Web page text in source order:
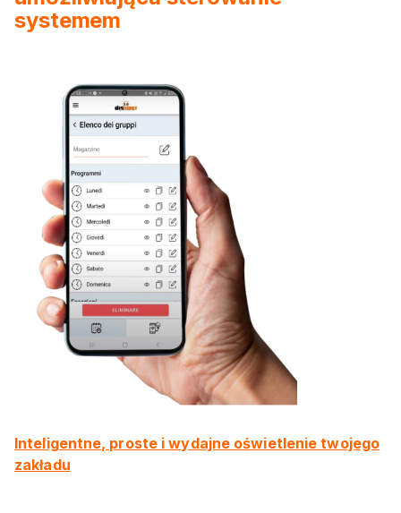
systemem
Inteligentne, proste i wydajne oświetlenie twojego
zakładu